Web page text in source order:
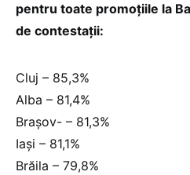
pentru toate promoțiile la
de contestații:
Cluj – 85,3%
Alba – 81,4%
Brașov- – 81,3%
Iași – 81,1%
Brăila – 79,8%